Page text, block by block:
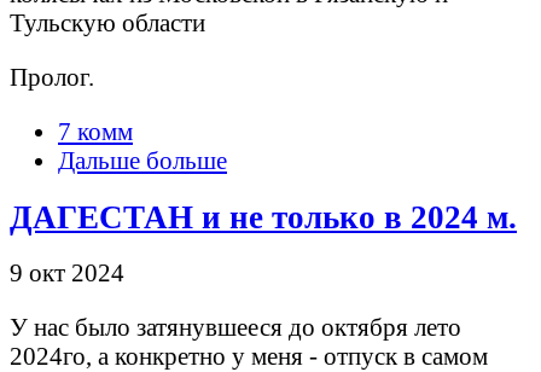
Тульскую области
Пролог.
7 комм
Дальше больше
ДАГЕСТАН и не только в 2024 м.
9 окт 2024
У нас было затянувшееся до октября лето
2024го, а конкретно у меня - отпуск в самом